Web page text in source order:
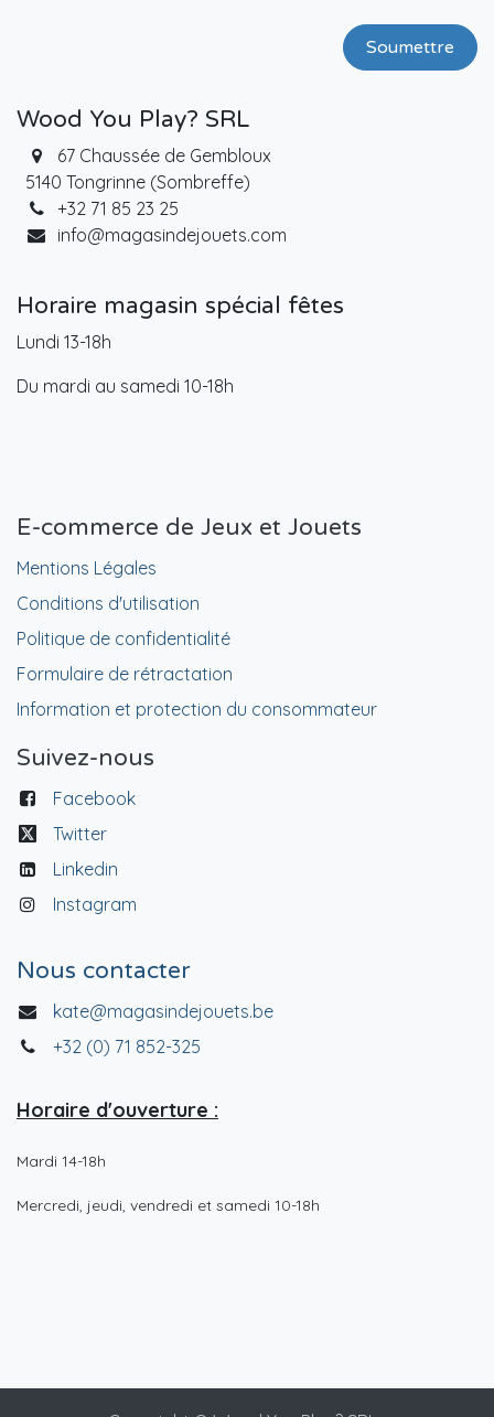
Soumettre
Wood You Play? SRL
67 Chaussée de Gembloux
5140 Tongrinne (Sombreffe)
+32 71 85 23 25
info@magasindejouets.com
Horaire magasin spécial fêtes
Lundi 13-18h
Du mardi au samedi 10-18h
E-commerce de Jeux et Jouets
Mentions Légales
Conditions d'utilisation
Politique de confidentialité
Formulaire de rétractation
Information et protection du consommateur
Suivez-nous
Facebook
Twitter
Linkedin
Instagram
Nous contacter
kate@magasindejouets.be
+32 (0) 71 852-325
Horaire d'ouverture :
Mardi 14-18h
Mercredi, jeudi, vendredi et samedi 10-18h